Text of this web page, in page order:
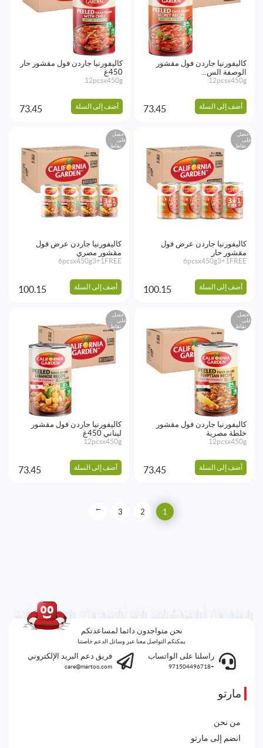
كاليفورنيا جاردن فول مقشور
الوصفة الس...
12pcsx450g
أضف إلى السلة 73.45
كاليفورنيا جاردن فول مقشور حار
450غ
12pcsx450g
أضف إلى السلة 73.45
احصل
على
نقاط
كاليفورنيا جاردن عرض فول
مقشور حار
6pcsx450g3+1FREE
أضف إلى السلة 100.15
احصل
على
نقاط
كاليفورنيا جاردن عرض فول
مقشور مصري
6pcsx450g3+1FREE
أضف إلى السلة 100.15
احصل
على
نقاط
كاليفورنيا جاردن فول مقشور
خلطة مصرية
12pcsx450g
أضف إلى السلة 73.45
احصل
على
نقاط
كاليفورنيا جاردن فول مقشور
لبناني 450غ
12pcsx450g
أضف إلى السلة 73.45
1
2
3
→
نحن متواجدون دائما لمساعدتكم
يمكنكم التواصل معنا عبر وسائل الدعم خاصتنا
راسلنا على الواتساب
+971504496718
فريق دعم البريد الإلكتروني
care@martoo.com
مارتو
من نحن
انضم إلى مارتو